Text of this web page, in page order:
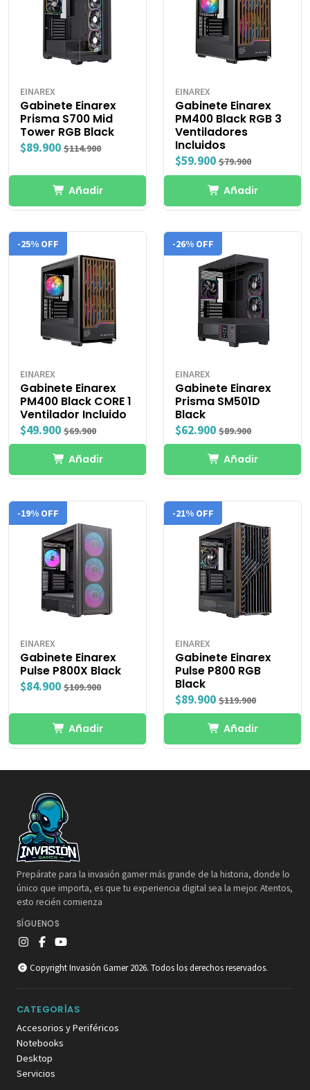
EINAREX
Gabinete Einarex
Prisma S700 Mid
Tower RGB Black
$89.900 $114.900
Añadir
EINAREX
Gabinete Einarex
PM400 Black RGB 3
Ventiladores
Incluidos
$59.900 $79.900
Añadir
-25% OFF
EINAREX
Gabinete Einarex
PM400 Black CORE 1
Ventilador Incluido
$49.900 $69.900
Añadir
-26% OFF
EINAREX
Gabinete Einarex
Prisma SM501D
Black
$62.900 $89.900
Añadir
-19% OFF
EINAREX
Gabinete Einarex
Pulse P800X Black
$84.900 $109.900
Añadir
-21% OFF
EINAREX
Gabinete Einarex
Pulse P800 RGB
Black
$89.900 $119.900
Añadir
Prepárate para la invasión gamer más grande de la historia, donde lo
único que importa, es que tu experiencia digital sea la mejor. Atentos,
esto recién comienza
SÍGUENOS
Copyright Invasión Gamer 2026. Todos los derechos reservados.
CATEGORÍAS
Accesorios y Periféricos
Notebooks
Desktop
Servicios